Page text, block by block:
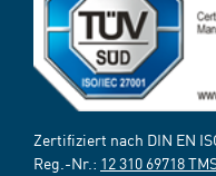
Zertifiziert nach DIN EN
Reg.-Nr.: 12 310 69718